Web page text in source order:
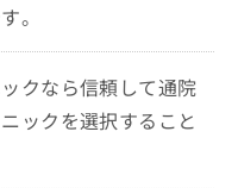
。
クなら信頼して通院
ックを選択すること